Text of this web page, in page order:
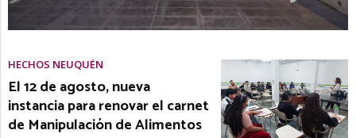
HECHOS NEUQUÉN
El 12 de agosto, nueva
instancia para renovar el carnet
de Manipulación de Alimentos